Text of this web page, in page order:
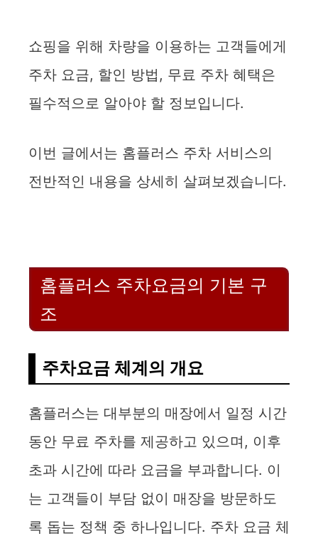
쇼핑을 위해 차량을 이용하는 고객들에게
주차 요금, 할인 방법, 무료 주차 혜택은
필수적으로 알아야 할 정보입니다.
이번 글에서는 홈플러스 주차 서비스의
전반적인 내용을 상세히 살펴보겠습니다.
홈플러스 주차요금의 기본 구
조
주차요금 체계의 개요
홈플러스는 대부분의 매장에서 일정 시간
동안 무료 주차를 제공하고 있으며, 이후
초과 시간에 따라 요금을 부과합니다. 이
는 고객들이 부담 없이 매장을 방문하도
록 돕는 정책 중 하나입니다. 주차 요금 체